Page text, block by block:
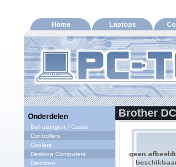
Home Laptops
Onderdelen
Behuizingen / Cases
Controllers
Coolers
Desktop Computers
Diensten
Brother